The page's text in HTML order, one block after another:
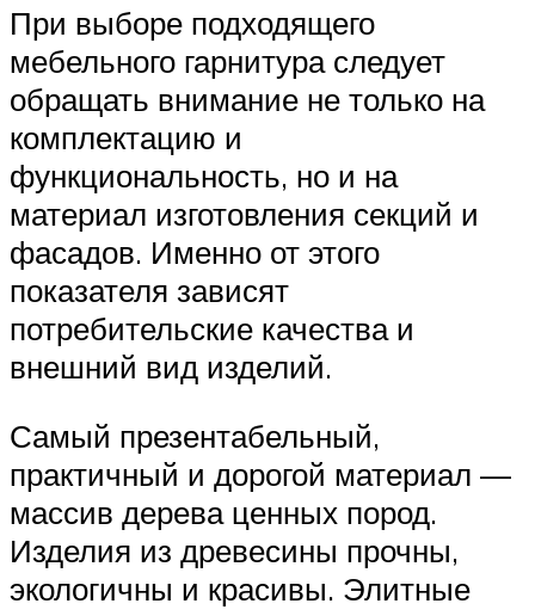
При выборе подходящего
мебельного гарнитура следует
обращать внимание не только на
комплектацию и
функциональность, но и на
материал изготовления секций и
фасадов. Именно от этого
показателя зависят
потребительские качества и
внешний вид изделий.
Самый презентабельный,
практичный и дорогой материал —
массив дерева ценных пород.
Изделия из древесины прочны,
экологичны и красивы. Элитные